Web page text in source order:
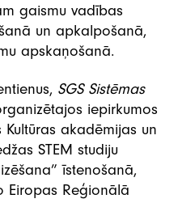
gaismu vadības
un apkalpošanā,
apskaņošanā.
SGS Sistēmas
iepirkumos
akadēmijas un
STEM studiju
īstenošanā,
Eiropas Reģionālā